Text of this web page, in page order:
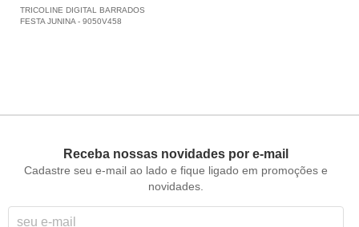
TRICOLINE DIGITAL BARRADOS
FESTA JUNINA - 9050V458
Receba nossas novidades por e-mail
Cadastre seu e-mail ao lado e fique ligado em promoções e
novidades.